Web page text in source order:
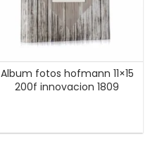
Album fotos hofmann 11×15
200f innovacion 1809